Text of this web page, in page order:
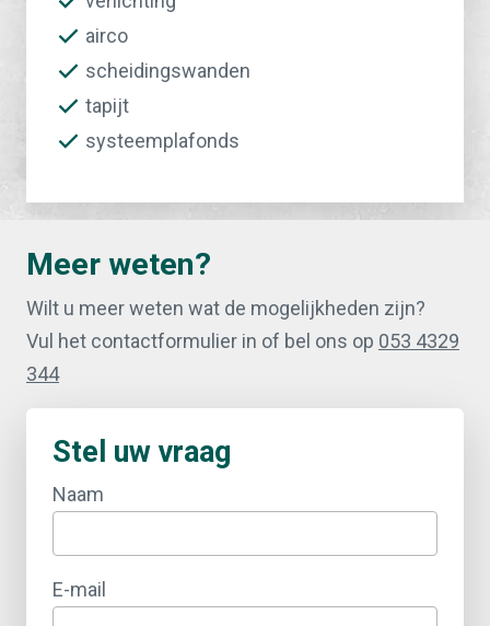
airco
scheidingswanden
tapijt
systeemplafonds
Meer weten?
Wilt u meer weten wat de mogelijkheden zijn?
Vul het contactformulier in of bel ons op 053 4329
344
Stel uw vraag
Naam
E-mail